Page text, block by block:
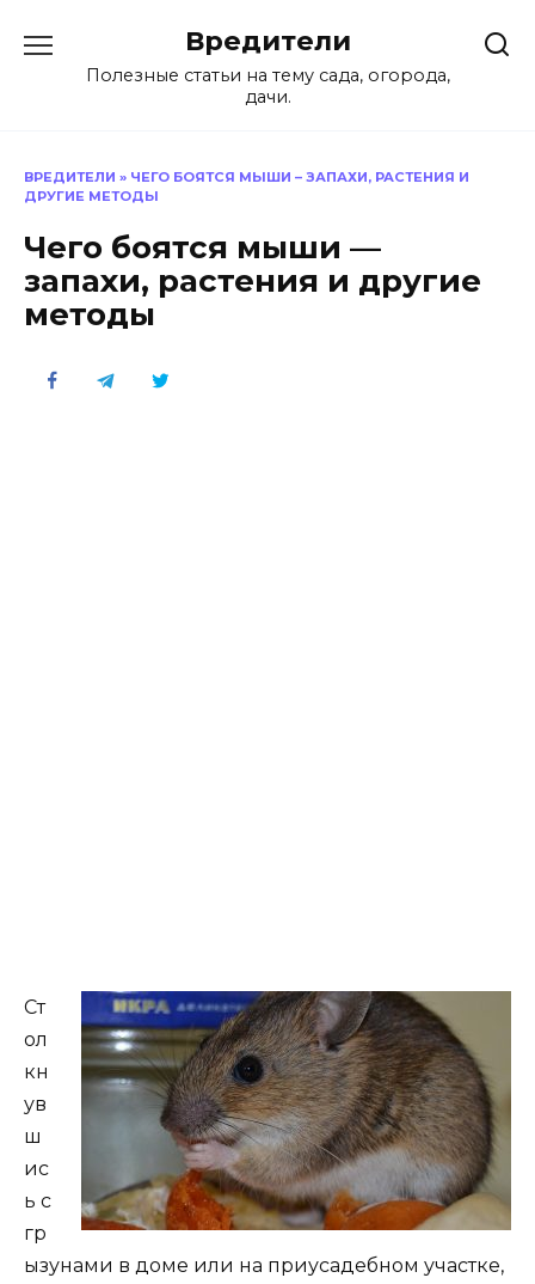
содержанию
Вредители
Полезные статьи на тему сада, огорода,
дачи.
ВРЕДИТЕЛИ » ЧЕГО БОЯТСЯ МЫШИ – ЗАПАХИ, РАСТЕНИЯ И
ДРУГИЕ МЕТОДЫ
Чего боятся мыши —
запахи, растения и другие
методы
Ст
ол
кн
ув
ш
ис
ь с
гр
ызунами в доме или на приусадебном участке,